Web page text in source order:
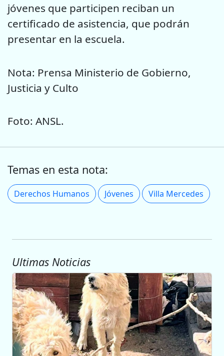
jóvenes que participen reciban un
certificado de asistencia, que podrán
presentar en la escuela.
Nota: Prensa Ministerio de Gobierno,
Justicia y Culto
Foto: ANSL.
Temas en esta nota:
Derechos Humanos Jóvenes Villa Mercedes
Ultimas Noticias